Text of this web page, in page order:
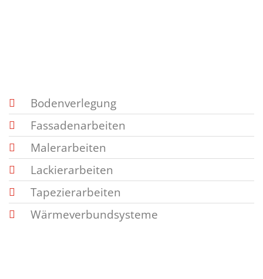
Bodenverlegung
Fassadenarbeiten
Malerarbeiten
Lackierarbeiten
Tapezierarbeiten
Wärmeverbundsysteme